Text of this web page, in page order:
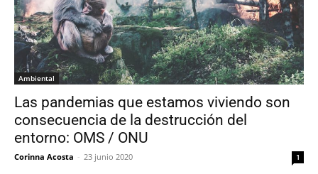
Ambiental
Las pandemias que estamos viviendo son
consecuencia de la destrucción del
entorno: OMS / ONU
Corinna Acosta - 23 junio 2020 1